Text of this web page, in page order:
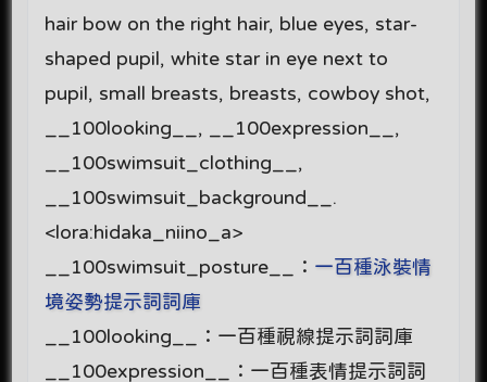
hair bow on the right hair, blue eyes, star-
shaped pupil, white star in eye next to
pupil, small breasts, breasts, cowboy shot,
__100looking__, __100expression__,
__100swimsuit_clothing__,
__100swimsuit_background__.
<lora:hidaka_niino_a>
__100swimsuit_posture__： 一百種泳裝情
境姿勢提示詞詞庫
__100looking__：一百種視線提示詞詞庫
__100expression__：一百種表情提示詞詞